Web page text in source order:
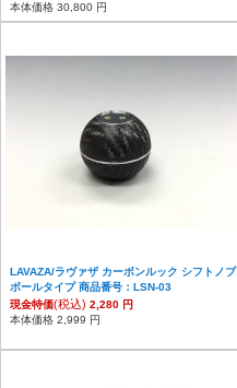
本体価格 30,800 円
LAVAZA/ラヴァザ カーボンルック シフトノブ
ボールタイプ 商品番号：LSN-03
現金特価(税込) 2,280 円
本体価格 2,999 円